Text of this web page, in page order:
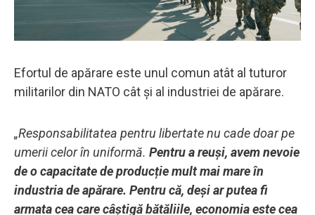
Efortul de apărare este unul comun atât al tuturor
militarilor din NATO cât și al industriei de apărare.
„Responsabilitatea pentru libertate nu cade doar pe
umerii celor în uniformă. Pentru a reuși, avem nevoie
de o capacitate de producție mult mai mare în
industria de apărare. Pentru că, deși ar putea fi
armata cea care câștigă bătăliile, economia este cea